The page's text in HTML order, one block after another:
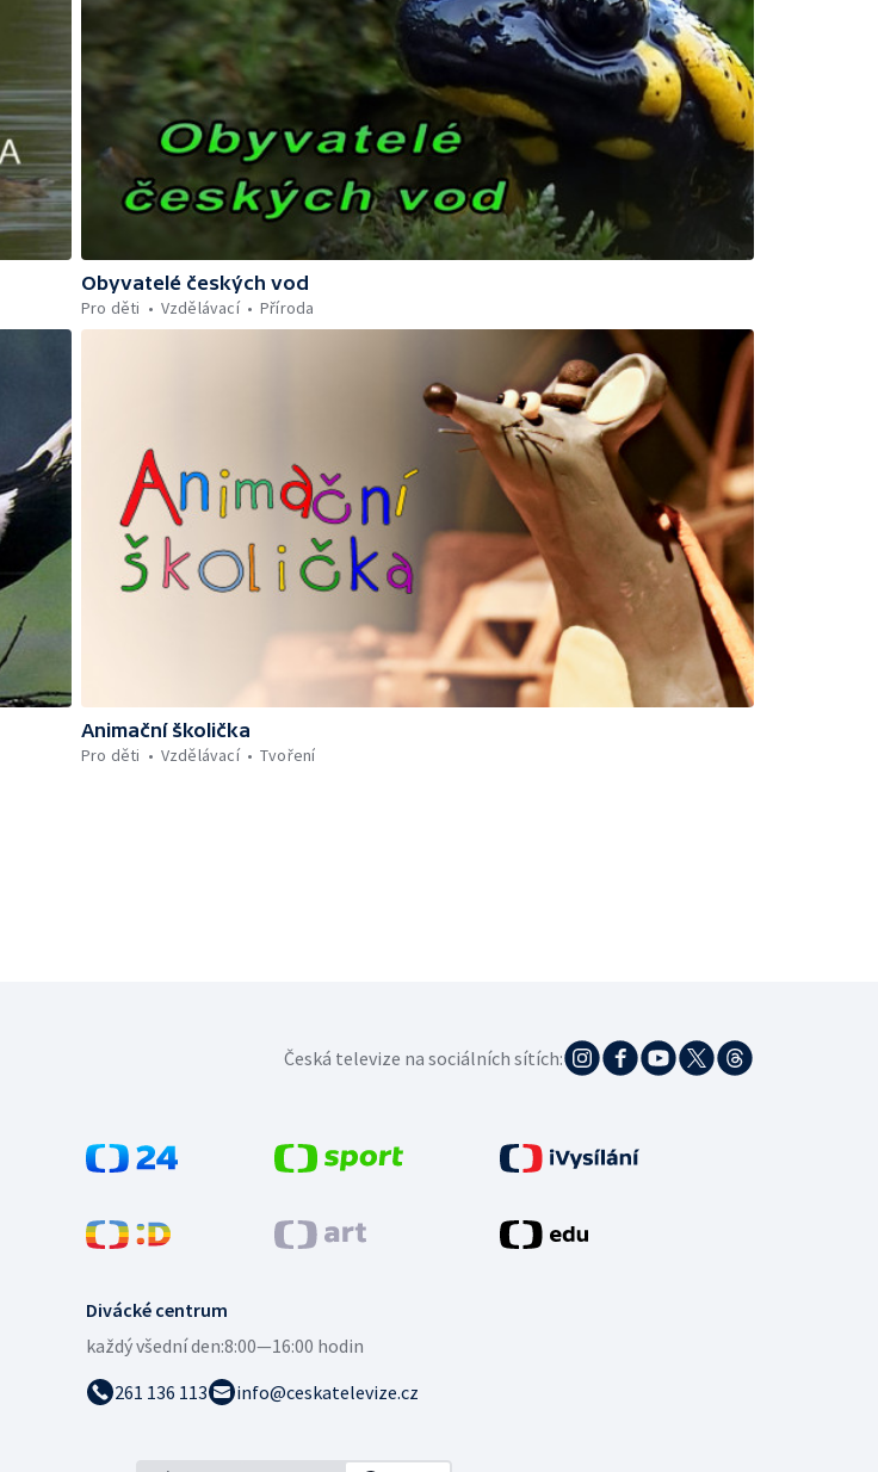
Obyvatelé českých vod
Pro děti
Vzdělávací Příroda
Animační školička
Pro děti
Vzdělávací Tvoření
Divácké centrum
každý všední den:8:00—16:00 hodin
261 136 113
info@ceskatelevize.cz
Česká televize na sociálních sítích: